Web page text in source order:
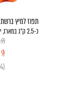
תפוז למיץ ברשת
כ-2.5 ק"ג במארז, ישראל
(₪29.9 / מארז)
(₪25.9 / מארז)
(₪1.04 / 100 גרם)